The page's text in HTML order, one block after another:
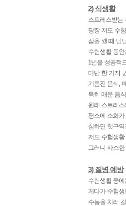
2) 식생활
스트레스받는
당장 저도 수
잠을 깰 때 달
수험생활 동
1년을 성공적
다만 한 가지
기름진 음식,
특히 매운 음
원래 스트레
평소에 소화
심하면 헛구
저도 수험생
그러니 사소
3) 질병 예방
수험생활 중
게다가 수험
수능을 치러